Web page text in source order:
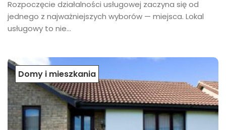
Rozpoczęcie działalności usługowej zaczyna się od
jednego z najważniejszych wyborów — miejsca. Lokal
usługowy to nie...
Domy i mieszkania